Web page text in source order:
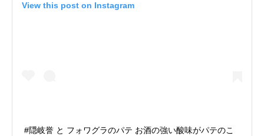
View this post on Instagram
#隠岐誉 と フォワグラのパテ お酒の強い酸味がパテのこ